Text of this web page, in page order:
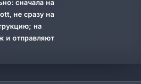
сначала на
не сразу на
на
и отправляют